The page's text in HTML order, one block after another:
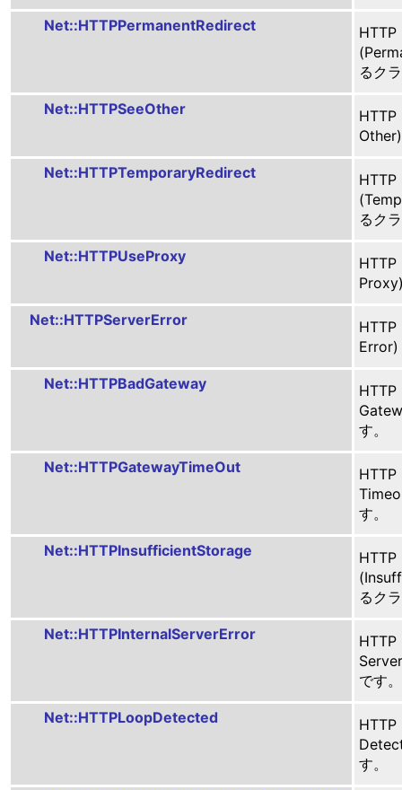
Net::HTTPPermanentRedirect
HTTP
るク
Net::HTTPSeeOther
HTTP
Net::HTTPTemporaryRedirect
HTTP
るク
Net::HTTPUseProxy
HTTP
Net::HTTPServerError
Error)
Net::HTTPBadGateway
HTTP
す。
Net::HTTPGatewayTimeOut
す。
Net::HTTPInsufficientStorage
HTTP
るク
Net::HTTPInternalServerError
です。
Net::HTTPLoopDetected
す。